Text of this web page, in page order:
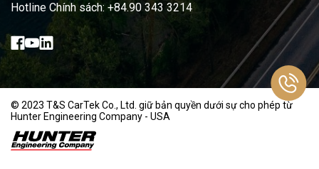
Hotline Chính sách: +84.90 343 3214
© 2023 T&S CarTek Co., Ltd. giữ bản quyền dưới sự cho phép từ
Hunter Engineering Company - USA